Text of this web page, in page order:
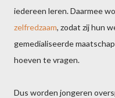
iedereen leren. Daarmee
zelfredzaam, zodat zij hun
gemedialiseerde
hoeven te vragen.
Dus worden jongeren